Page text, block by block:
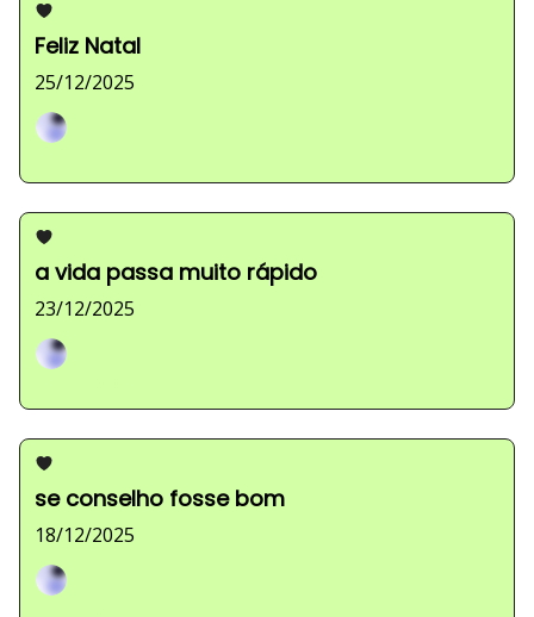
Feliz Natal
25/12/2025
a vida passa muito rápido
23/12/2025
se conselho fosse bom
18/12/2025